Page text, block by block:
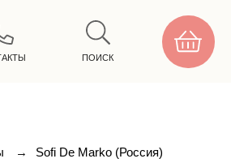
ПОИСК
→ Sofi De Marko (Россия)